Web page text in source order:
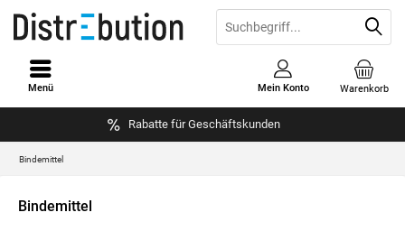
Rabatte für Geschäftskunden
Warenkorb
Mein Konto
Menü
Bindemittel
Bindemittel